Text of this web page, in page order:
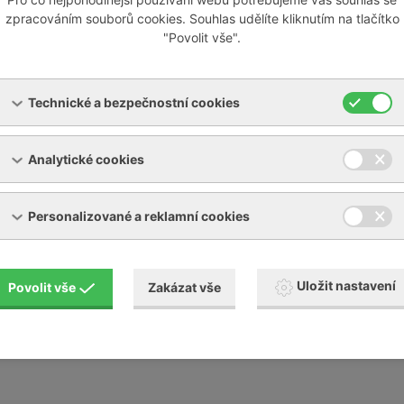
chladícího zařízení
a revize chladících zařízení v souladu s vyhláškou 257/
okruhu chladiva
doplnění množství chladiva
knihy chladícího zařízení
zpracováním souborů cookies. Souhlas udělíte kliknutím na tlačítko
"Povolit vše".
Technické a bezpečnostní cookies
Analytické cookies
Personalizované a reklamní cookies
Povolit vše Zakázat vše Uložit nastavení